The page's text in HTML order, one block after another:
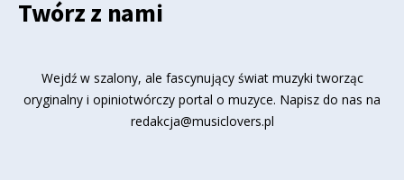
Twórz z nami
Wejdź w szalony, ale fascynujący świat muzyki tworząc
oryginalny i opiniotwórczy portal o muzyce. Napisz do nas na
redakcja@musiclovers.pl